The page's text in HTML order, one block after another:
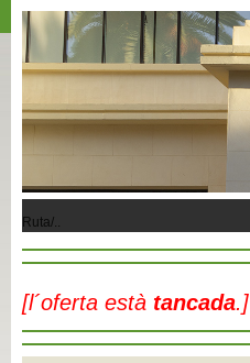
Ruta/..
[l´oferta està tancada.]